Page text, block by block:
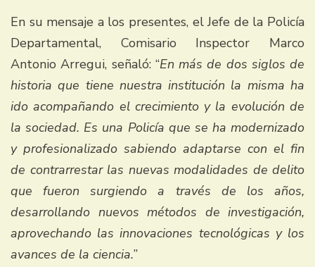
En su mensaje a los presentes, el Jefe de la Policía
Departamental, Comisario Inspector Marco
Antonio Arregui, señaló: “En más de dos siglos de
historia que tiene nuestra institución la misma ha
ido acompañando el crecimiento y la evolución de
la sociedad. Es una Policía que se ha modernizado
y profesionalizado sabiendo adaptarse con el fin
de contrarrestar las nuevas modalidades de delito
que fueron surgiendo a través de los años,
desarrollando nuevos métodos de investigación,
aprovechando las innovaciones tecnológicas y los
avances de la ciencia.”